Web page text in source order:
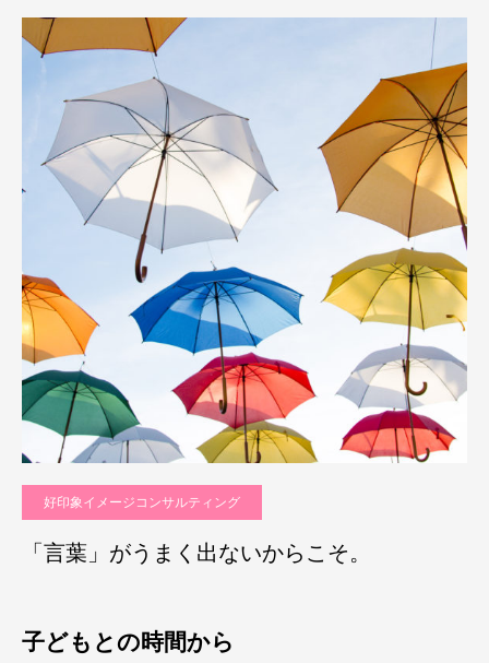
好印象イメージコンサルティング
「言葉」がうまく出ないからこそ。
子どもとの時間から